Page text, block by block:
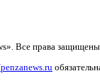
Все права